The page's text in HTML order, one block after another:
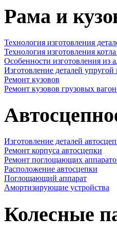
Рама и
Технология изготовления
Технология изготовления
Особенности изготовления из
Изготовление деталей
Ремонт кузовов
Ремонт кузовов грузовых
Изготовление деталей
Ремонт корпуса автосцепки
Ремонт поглощающих
Расположение автосцепки
Поглощающий аппарат
Амортизирующие устройства
Колесные